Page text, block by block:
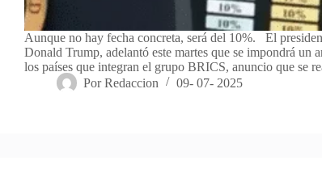
Aunque no hay fecha concreta, será del 10%. El
Donald Trump, adelantó este martes que se impondrá un
los países que integran el grupo BRICS, anuncio que se
Por Redaccion 09- 07- 2025